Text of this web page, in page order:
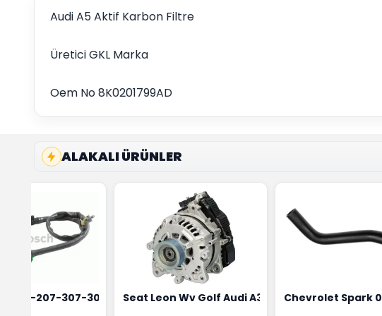
Audi A5 Aktif Karbon Filtre
Üretici GKL Marka
Oem No 8K0201799AD
ALAKALI ÜRÜNLER
Marka 0515T3
206-207-307-308 Oksijen Sensörü Bosch Marka 1628HN-0258010081
Seat Leon Wv Golf Audi A3 Şarj Alternatörü
Chevrolet Spark